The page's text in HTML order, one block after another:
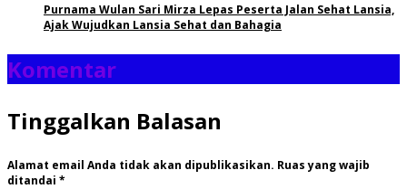
Purnama Wulan Sari Mirza Lepas Peserta Jalan Sehat Lansia,
Ajak Wujudkan Lansia Sehat dan Bahagia
Komentar
Tinggalkan Balasan
Alamat email Anda tidak akan dipublikasikan. Ruas yang wajib
ditandai *